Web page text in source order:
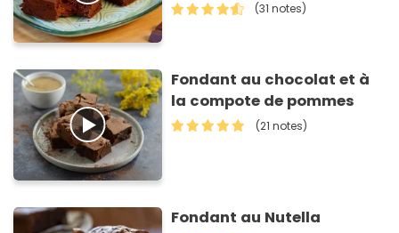
(31 notes)
Fondant au chocolat et à
la compote de pommes
(21 notes)
Fondant au Nutella